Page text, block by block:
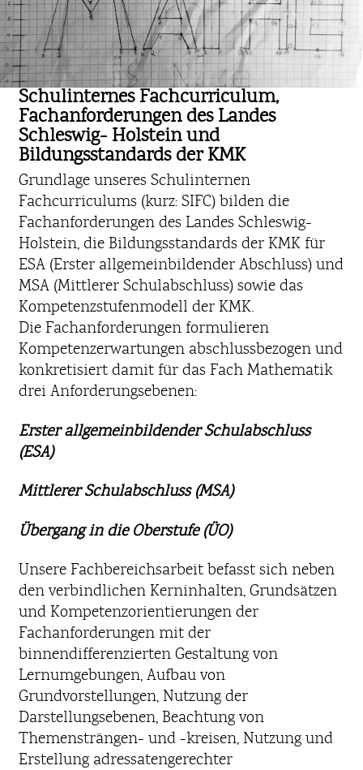
Schulinternes Fachcurriculum,
Fachanforderungen des Landes
Schleswig- Holstein und
Bildungsstandards der KMK
Grundlage unseres Schulinternen
Fachcurriculums (kurz: SIFC) bilden die
Fachanforderungen des Landes Schleswig-
Holstein, die Bildungsstandards der KMK für
ESA (Erster allgemeinbildender Abschluss) und
MSA (Mittlerer Schulabschluss) sowie das
Kompetenzstufenmodell der KMK.
Die Fachanforderungen formulieren
Kompetenzerwartungen abschlussbezogen und
konkretisiert damit für das Fach Mathematik
drei Anforderungsebenen:
Erster allgemeinbildender Schulabschluss
(ESA)
Mittlerer Schulabschluss (MSA)
Übergang in die Oberstufe (ÜO)
Unsere Fachbereichsarbeit befasst sich neben
den verbindlichen Kerninhalten, Grundsätzen
und Kompetenzorientierungen der
Fachanforderungen mit der
binnendifferenzierten Gestaltung von
Lernumgebungen, Aufbau von
Grundvorstellungen, Nutzung der
Darstellungsebenen, Beachtung von
Themensträngen- und -kreisen, Nutzung und
Erstellung adressatengerechter